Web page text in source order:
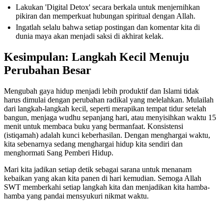
Lakukan 'Digital Detox' secara berkala untuk menjernihkan
pikiran dan memperkuat hubungan spiritual dengan Allah.
Ingatlah selalu bahwa setiap postingan dan komentar kita di
dunia maya akan menjadi saksi di akhirat kelak.
Kesimpulan: Langkah Kecil Menuju
Perubahan Besar
Mengubah gaya hidup menjadi lebih produktif dan Islami tidak
harus dimulai dengan perubahan radikal yang melelahkan. Mulailah
dari langkah-langkah kecil, seperti merapikan tempat tidur setelah
bangun, menjaga wudhu sepanjang hari, atau menyisihkan waktu 15
menit untuk membaca buku yang bermanfaat. Konsistensi
(istiqamah) adalah kunci keberhasilan. Dengan menghargai waktu,
kita sebenarnya sedang menghargai hidup kita sendiri dan
menghormati Sang Pemberi Hidup.
Mari kita jadikan setiap detik sebagai sarana untuk menanam
kebaikan yang akan kita panen di hari kemudian. Semoga Allah
SWT memberkahi setiap langkah kita dan menjadikan kita hamba-
hamba yang pandai mensyukuri nikmat waktu.